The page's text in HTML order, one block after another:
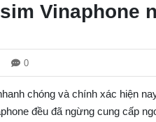
Vinaphone
0
chóng và chính xác hiện
đều đã ngừng cung cấp